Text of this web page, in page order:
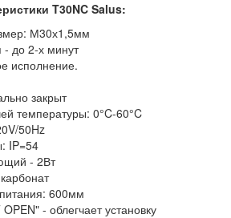
T30NC Salus:
М30х1,5мм
- до 2-х минут
исполнение.
закрыт
температуры: 0°C-60°C
50Hz
IP=54
- 2Вт
600мм
- облегчает установку